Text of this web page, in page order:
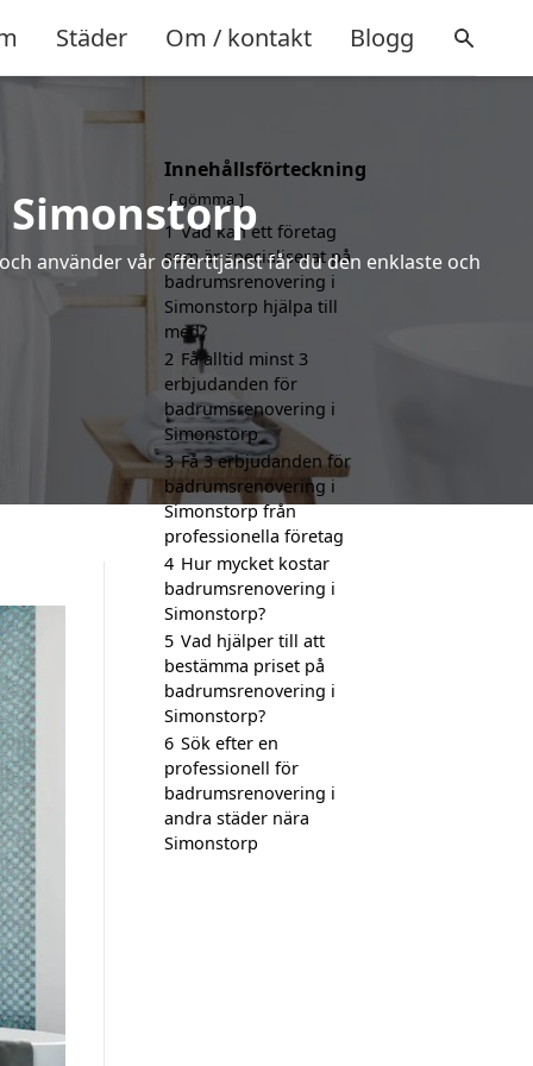
Städer Om / kontakt Blogg
använder vår offerttjänst får du den enklaste och
Innehållsförteckning
gömma
1 Vad kan ett företag
som är specialiserat på
badrumsrenovering i
Simonstorp hjälpa till
med?
2 Få alltid minst 3
erbjudanden för
badrumsrenovering i
Simonstorp
3 Få 3 erbjudanden för
badrumsrenovering i
Simonstorp från
professionella företag
4 Hur mycket kostar
badrumsrenovering i
Simonstorp?
5 Vad hjälper till att
bestämma priset på
badrumsrenovering i
Simonstorp?
6 Sök efter en
professionell för
badrumsrenovering i
andra städer nära
Simonstorp